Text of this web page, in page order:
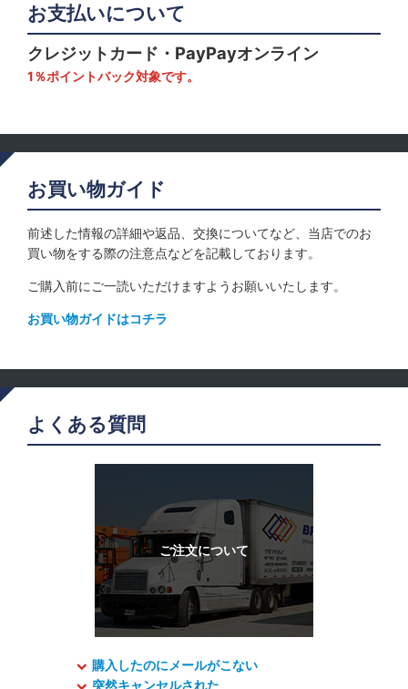
お支払いについて
クレジットカード・PayPayオンライン
1％ポイントバック対象です。
お買い物ガイド
前述した情報の詳細や返品、交換についてなど、当店でのお
買い物をする際の注意点などを記載しております。
ご購入前にご一読いただけますようお願いいたします。
お買い物ガイドはコチラ
よくある質問
購入したのにメールがこない
突然キャンセルされた